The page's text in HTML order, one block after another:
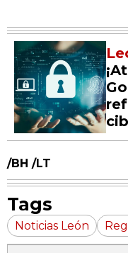
/BH /LT
Tags
Noticias León